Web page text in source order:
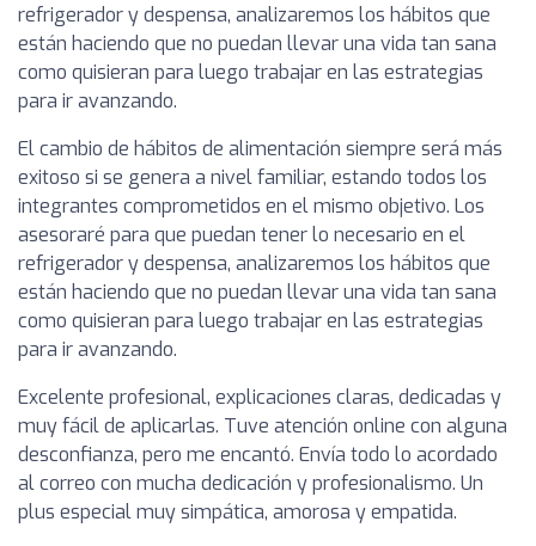
refrigerador y despensa, analizaremos los hábitos que
están haciendo que no puedan llevar una vida tan sana
como quisieran para luego trabajar en las estrategias
para ir avanzando.
El cambio de hábitos de alimentación siempre será más
exitoso si se genera a nivel familiar, estando todos los
integrantes comprometidos en el mismo objetivo. Los
asesoraré para que puedan tener lo necesario en el
refrigerador y despensa, analizaremos los hábitos que
están haciendo que no puedan llevar una vida tan sana
como quisieran para luego trabajar en las estrategias
para ir avanzando.
Excelente profesional, explicaciones claras, dedicadas y
muy fácil de aplicarlas. Tuve atención online con alguna
desconfianza, pero me encantó. Envía todo lo acordado
al correo con mucha dedicación y profesionalismo. Un
plus especial muy simpática, amorosa y empatida.